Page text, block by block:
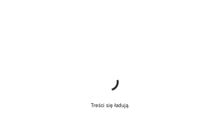
Treści się ładują.